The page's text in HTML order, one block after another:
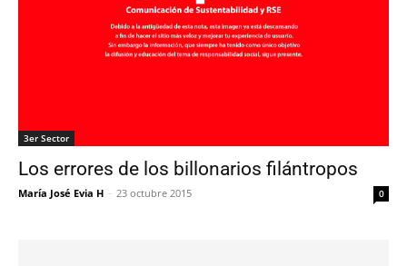
3er Sector
Los errores de los billonarios filántropos
María José Evia H - 23 octubre 2015 0